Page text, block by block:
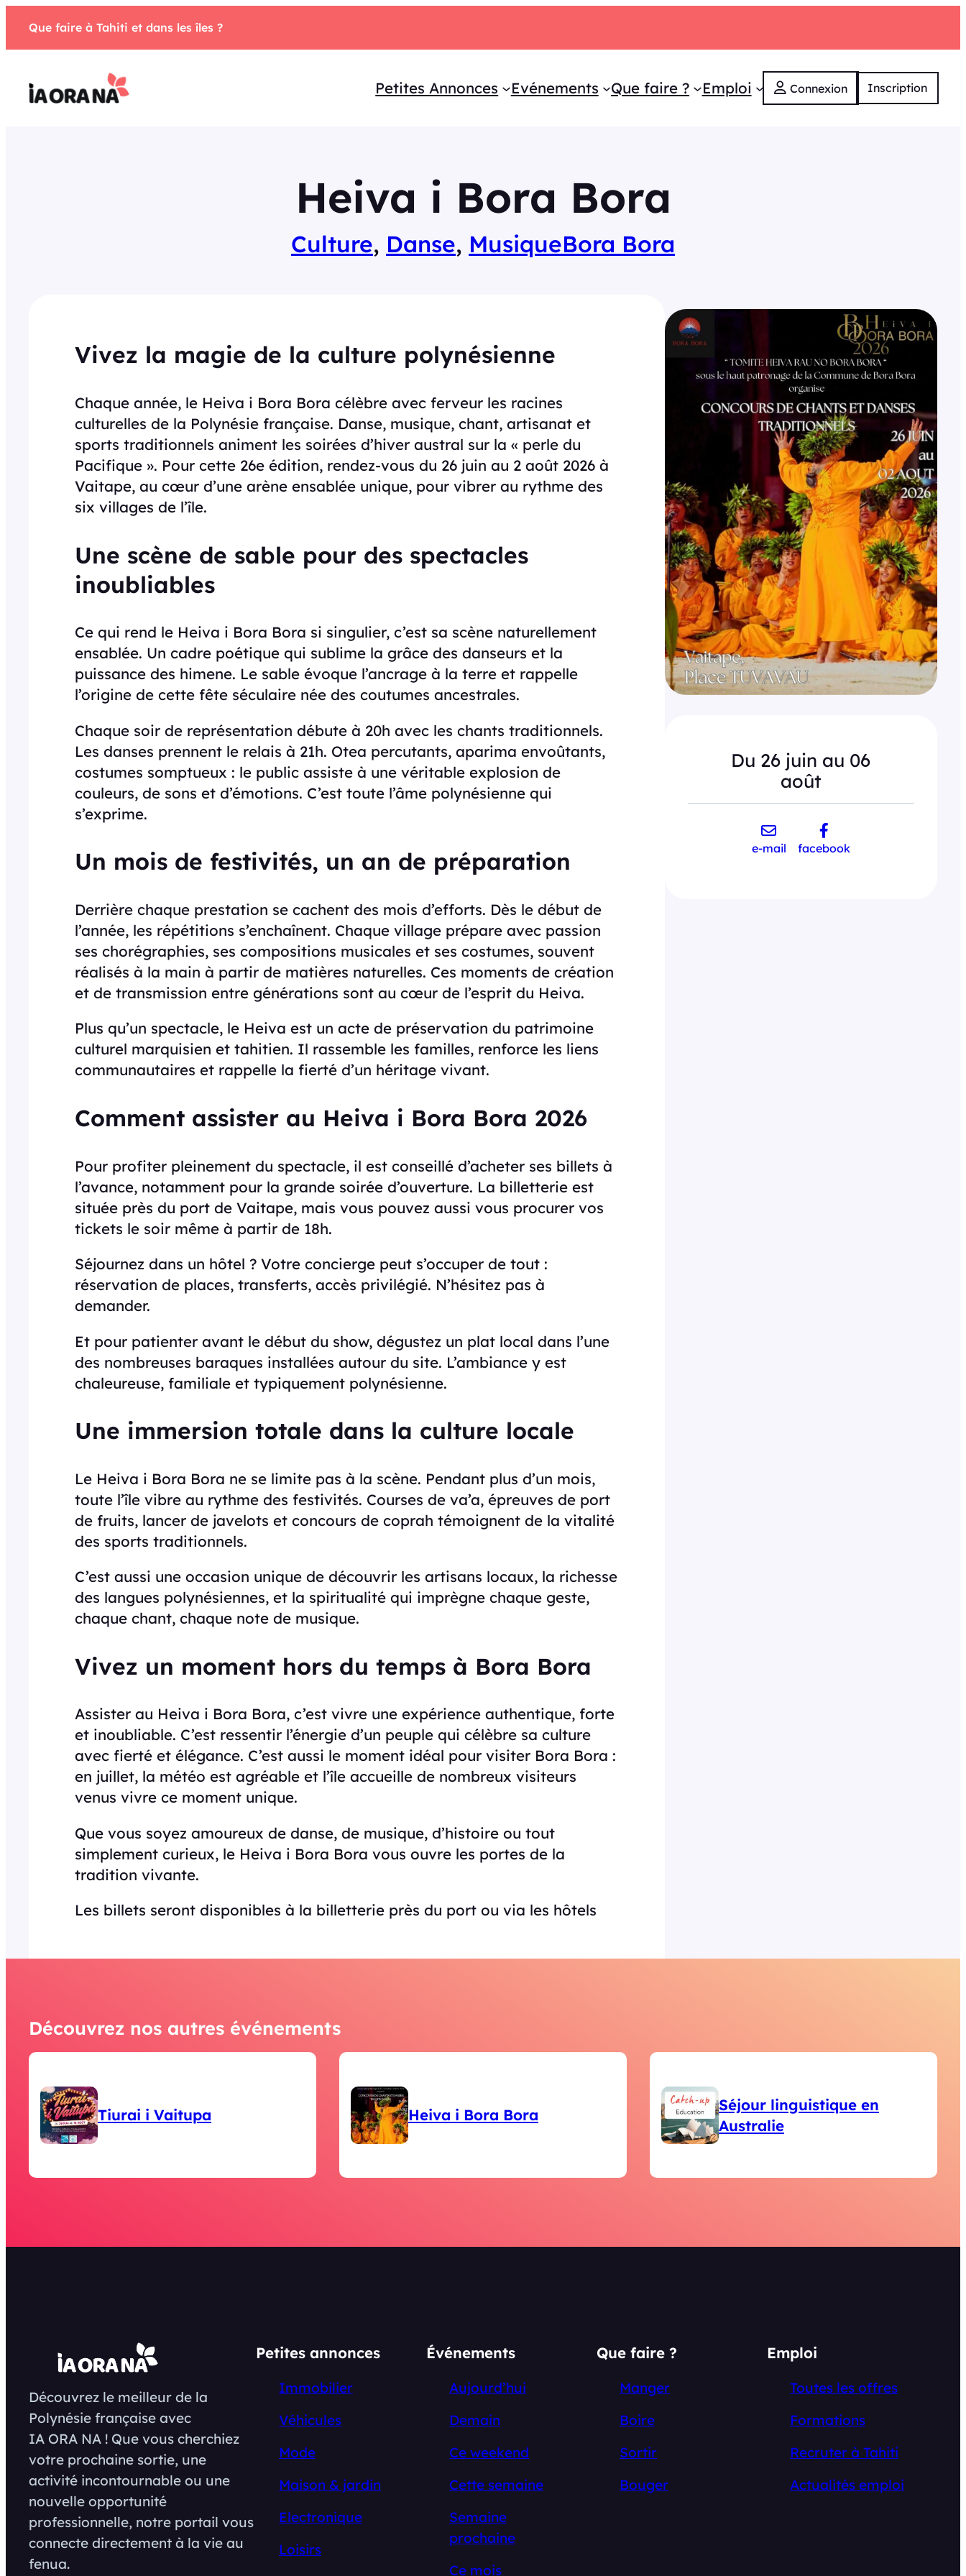
Que faire à Tahiti et dans les îles ?
Petites Annonces Evénements Que faire ? Emploi Connexion Inscription
Heiva i Bora Bora
Culture, Danse, MusiqueBora Bora
Vivez la magie de la culture polynésienne
Chaque année, le Heiva i Bora Bora célèbre avec ferveur les racines
culturelles de la Polynésie française. Danse, musique, chant, artisanat et
sports traditionnels animent les soirées d’hiver austral sur la « perle du
Pacifique ». Pour cette 26e édition, rendez-vous du 26 juin au 2 août 2026 à
Vaitape, au cœur d’une arène ensablée unique, pour vibrer au rythme des
six villages de l’île.
Une scène de sable pour des spectacles
inoubliables
Ce qui rend le Heiva i Bora Bora si singulier, c’est sa scène naturellement
ensablée. Un cadre poétique qui sublime la grâce des danseurs et la
puissance des himene. Le sable évoque l’ancrage à la terre et rappelle
l’origine de cette fête séculaire née des coutumes ancestrales.
Chaque soir de représentation débute à 20h avec les chants traditionnels.
Les danses prennent le relais à 21h. Otea percutants, aparima envoûtants,
costumes somptueux : le public assiste à une véritable explosion de
couleurs, de sons et d’émotions. C’est toute l’âme polynésienne qui
s’exprime.
Un mois de festivités, un an de préparation
Derrière chaque prestation se cachent des mois d’efforts. Dès le début de
l’année, les répétitions s’enchaînent. Chaque village prépare avec passion
ses chorégraphies, ses compositions musicales et ses costumes, souvent
réalisés à la main à partir de matières naturelles. Ces moments de création
et de transmission entre générations sont au cœur de l’esprit du Heiva.
Plus qu’un spectacle, le Heiva est un acte de préservation du patrimoine
culturel marquisien et tahitien. Il rassemble les familles, renforce les liens
communautaires et rappelle la fierté d’un héritage vivant.
Comment assister au Heiva i Bora Bora 2026
Pour profiter pleinement du spectacle, il est conseillé d’acheter ses billets à
l’avance, notamment pour la grande soirée d’ouverture. La billetterie est
située près du port de Vaitape, mais vous pouvez aussi vous procurer vos
tickets le soir même à partir de 18h.
Séjournez dans un hôtel ? Votre concierge peut s’occuper de tout :
réservation de places, transferts, accès privilégié. N’hésitez pas à
demander.
Et pour patienter avant le début du show, dégustez un plat local dans l’une
des nombreuses baraques installées autour du site. L’ambiance y est
chaleureuse, familiale et typiquement polynésienne.
Une immersion totale dans la culture locale
Le Heiva i Bora Bora ne se limite pas à la scène. Pendant plus d’un mois,
toute l’île vibre au rythme des festivités. Courses de va’a, épreuves de port
de fruits, lancer de javelots et concours de coprah témoignent de la vitalité
des sports traditionnels.
C’est aussi une occasion unique de découvrir les artisans locaux, la richesse
des langues polynésiennes, et la spiritualité qui imprègne chaque geste,
chaque chant, chaque note de musique.
Vivez un moment hors du temps à Bora Bora
Assister au Heiva i Bora Bora, c’est vivre une expérience authentique, forte
et inoubliable. C’est ressentir l’énergie d’un peuple qui célèbre sa culture
avec fierté et élégance. C’est aussi le moment idéal pour visiter Bora Bora :
en juillet, la météo est agréable et l’île accueille de nombreux visiteurs
venus vivre ce moment unique.
Que vous soyez amoureux de danse, de musique, d’histoire ou tout
simplement curieux, le Heiva i Bora Bora vous ouvre les portes de la
tradition vivante.
Les billets seront disponibles à la billetterie près du port ou via les hôtels
Du 26 juin au 06
août
e-mail facebook
Découvrez nos autres événements
Tiurai i Vaitupa Heiva i Bora Bora
Séjour linguistique en
Australie
Découvrez le meilleur de la
Polynésie française avec
IA ORA NA ! Que vous cherchiez
votre prochaine sortie, une
activité incontournable ou une
nouvelle opportunité
professionnelle, notre portail vous
connecte directement à la vie au
fenua.
Petites annonces
Immobilier
Véhicules
Mode
Maison & jardin
Electronique
Loisirs
Événements
Aujourd’hui
Demain
Ce weekend
Cette semaine
Semaine
prochaine
Ce mois
Que faire ?
Manger
Boire
Sortir
Bouger
Emploi
Toutes les offres
Formations
Recruter à Tahiti
Actualités emploi